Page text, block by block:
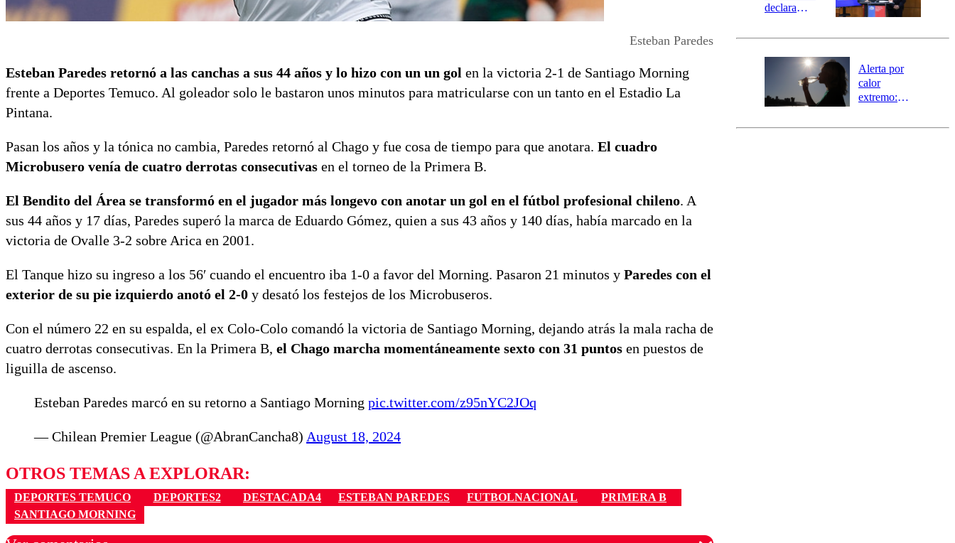
Esteban Paredes
Esteban Paredes retornó a las canchas a sus 44 años y lo hizo con un un gol en la victoria 2-1 de Santiago Morning
frente a Deportes Temuco. Al goleador solo le bastaron unos minutos para matricularse con un tanto en el Estadio La
Pintana.
Pasan los años y la tónica no cambia, Paredes retornó al Chago y fue cosa de tiempo para que anotara. El cuadro
Microbusero venía de cuatro derrotas consecutivas en el torneo de la Primera B.
El Bendito del Área se transformó en el jugador más longevo con anotar un gol en el fútbol profesional chileno. A
sus 44 años y 17 días, Paredes superó la marca de Eduardo Gómez, quien a sus 43 años y 140 días, había marcado en la
victoria de Ovalle 3-2 sobre Arica en 2001.
El Tanque hizo su ingreso a los 56′ cuando el encuentro iba 1-0 a favor del Morning. Pasaron 21 minutos y Paredes con el
exterior de su pie izquierdo anotó el 2-0 y desató los festejos de los Microbuseros.
Con el número 22 en su espalda, el ex Colo-Colo comandó la victoria de Santiago Morning, dejando atrás la mala racha de
cuatro derrotas consecutivas. En la Primera B, el Chago marcha momentáneamente sexto con 31 puntos en puestos de
liguilla de ascenso.
Esteban Paredes marcó en su retorno a Santiago Morning pic.twitter.com/z95nYC2JOq
— Chilean Premier League (@AbranCancha8) August 18, 2024
OTROS TEMAS A EXPLORAR:
DEPORTES TEMUCO DEPORTES2 DESTACADA4 ESTEBAN PAREDES FUTBOLNACIONAL
PRIMERA B
SANTIAGO MORNING
declara
agrícola para
Alerta por
calor
extremo:
activa Alerta